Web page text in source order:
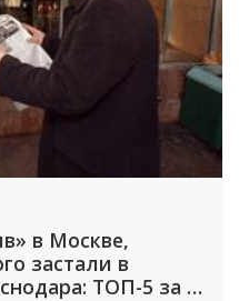
в Москве,
застали в
ТОП-5 за 7